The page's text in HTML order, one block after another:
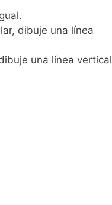
dibuje una línea
una línea vertical